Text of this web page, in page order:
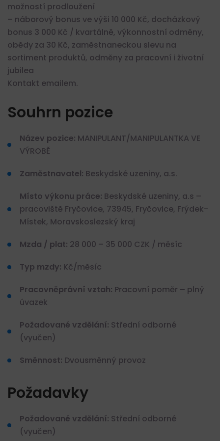
možností prodloužení
– náborový bonus ve výši 10 000 Kč, docházkový
bonus 3 000 Kč / kvartálně, výkonnostní odměny,
obědy za 30 Kč, zaměstnaneckou slevu na
sortiment produktů, odměny za pracovní i životní
jubilea
Kontakt emailem.
Souhrn pozice
Název pozice: MANIPULANT/MANIPULANTKA VE
VÝROBĚ
Zaměstnavatel: Beskydské uzeniny, a.s.
Místo výkonu práce: Beskydské uzeniny, a.s –
pracoviště Fryčovice, 73945, Fryčovice, Frýdek-
Místek, Moravskoslezský kraj
Mzda / plat: 28 000 – 35 000 CZK / měsíc
Typ mzdy: Kč/měsíc
Pracovněprávní vztah: Pracovní poměr – plný
úvazek
Požadované vzdělání: Střední odborné
(vyučen)
Směnnost: Dvousměnný provoz
Požadavky
Požadované vzdělání: Střední odborné
(vyučen)